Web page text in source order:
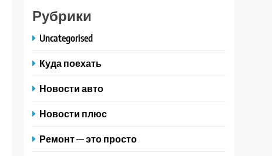
Рубрики
Uncategorised
Куда поехать
Новости авто
Новости плюс
Ремонт — это просто